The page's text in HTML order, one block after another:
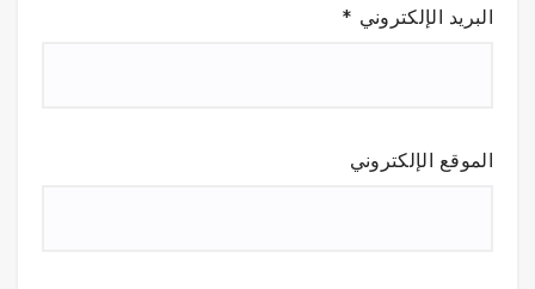
البريد الإلكتروني *
الموقع الإلكتروني